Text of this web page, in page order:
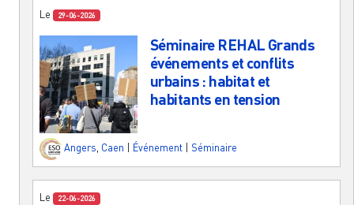
Le 29-06-2026
Séminaire REHAL Grands
événements et conflits
urbains : habitat et
habitants en tension
Angers, Caen Événement Séminaire
Le 22-06-2026